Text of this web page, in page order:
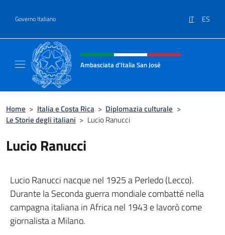
Governo Italiano IT ES
Intestazione sito, social e menù
Ambasciata d’Italia San José
Home > Italia e Costa Rica > Diplomazia culturale >
Le Storie degli italiani > Lucio Ranucci
Lucio Ranucci
Lucio Ranucci nacque nel 1925 a Perledo (Lecco).
Durante la Seconda guerra mondiale combatté nella
campagna italiana in Africa nel 1943 e lavorò come
giornalista a Milano.